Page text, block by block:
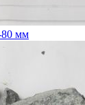
80 мм